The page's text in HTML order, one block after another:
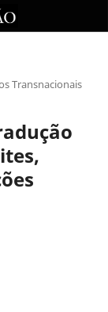
Transnacionais